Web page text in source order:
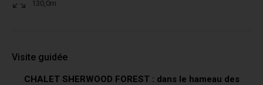
130,0m
Visite guidée
CHALET SHERWOOD FOREST : dans le hameau des